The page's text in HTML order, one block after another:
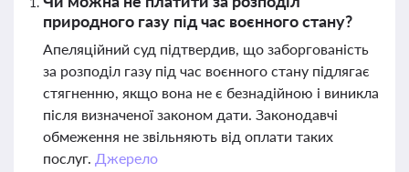
природного газу під час воєнного стану?
Апеляційний суд підтвердив, що заборгованість
за розподіл газу під час воєнного стану підлягає
стягненню, якщо вона не є безнадійною і виникла
після визначеної законом дати. Законодавчі
обмеження не звільняють від оплати таких
послуг. Джерело